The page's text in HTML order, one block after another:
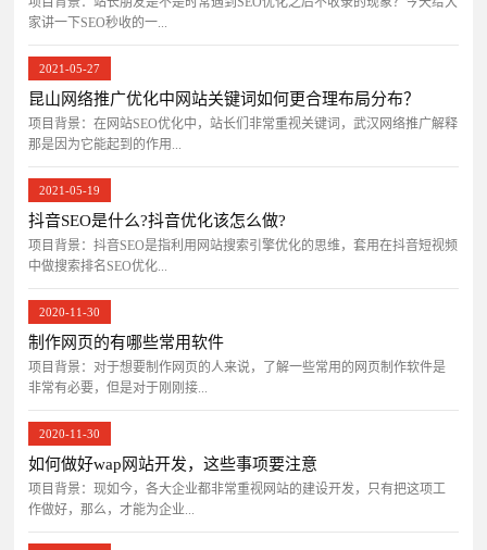
家讲一下SEO秒收的一...
2021-05-27
昆山网络推广优化中网站关键词如何更合理布局分布？
项目背景：在网站SEO优化中，站长们非常重视关键词，武汉网络推广解释
那是因为它能起到的作用...
2021-05-19
抖音SEO是什么?抖音优化该怎么做?
项目背景：抖音SEO是指利用网站搜索引擎优化的思维，套用在抖音短视频
中做搜索排名SEO优化...
2020-11-30
制作网页的有哪些常用软件
项目背景：对于想要制作网页的人来说，了解一些常用的网页制作软件是
非常有必要，但是对于刚刚接...
2020-11-30
如何做好wap网站开发，这些事项要注意
项目背景：​现如今，各大企业都非常重视网站的建设开发，只有把这项工
作做好，那么，才能为企业...